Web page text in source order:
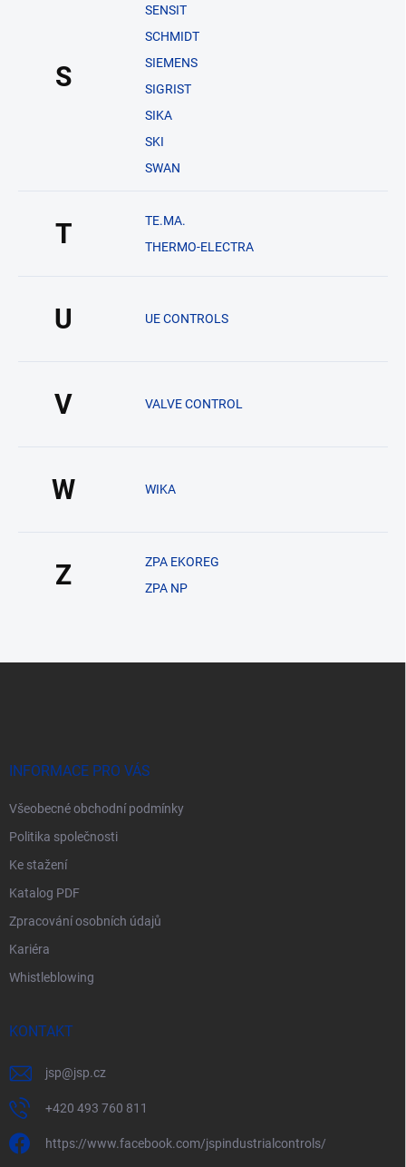
S
SENSIT
SCHMIDT
SIEMENS
SIGRIST
SIKA
SKI
SWAN
T
TE.MA.
THERMO-ELECTRA
U UE CONTROLS
V VALVE CONTROL
W WIKA
Z
ZPA EKOREG
ZPA NP
INFORMACE PRO VÁS
Všeobecné obchodní podmínky
Politika společnosti
Ke stažení
Katalog PDF
Zpracování osobních údajů
Kariéra
Whistleblowing
KONTAKT
jsp@jsp.cz
+420 493 760 811
https://www.facebook.com/jspindustrialcontrols/